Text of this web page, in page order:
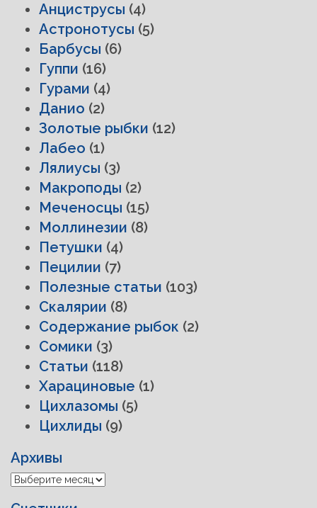
Анциструсы (4)
Астронотусы (5)
Барбусы (6)
Гуппи (16)
Гурами (4)
Данио (2)
Золотые рыбки (12)
Лабео (1)
Лялиусы (3)
Макроподы (2)
Меченосцы (15)
Моллинезии (8)
Петушки (4)
Пецилии (7)
Полезные статьи (103)
Скалярии (8)
Содержание рыбок (2)
Сомики (3)
Статьи (118)
Харациновые (1)
Цихлазомы (5)
Цихлиды (9)
Архивы
Архивы